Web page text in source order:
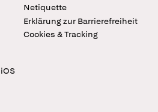
Netiquette
Erklärung zur Barrierefreiheit
Cookies & Tracking